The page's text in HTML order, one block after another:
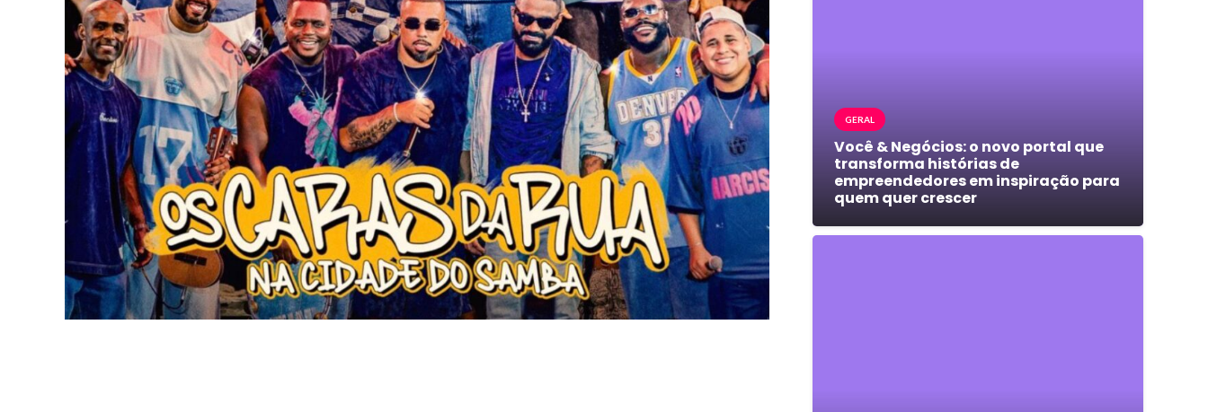
GERAL
Você & Negócios: o novo portal que
transforma histórias de
empreendedores em inspiração para
quem quer crescer